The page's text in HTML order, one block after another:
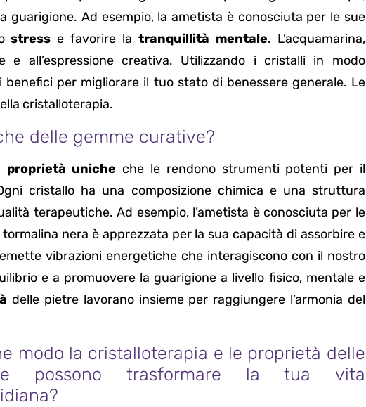
guarigione. Ad esempio, la ametista è conosciuta per le sue
stresse favorire latranquillità mentale. L’acquamarina,
e all’espressione creativa. Utilizzando i cristalli in modo
per migliorare il tuo stato di benessere generale. Le
cristalloterapia.
delle gemme curative?
proprietà uniche che le rendono strumenti potenti per il
cristallo ha una composizione chimica e una struttura
terapeutiche. Ad esempio, l’ametista è conosciuta per le
nera è apprezzata per la sua capacità di assorbire e
vibrazioni energetiche che interagiscono con il nostro
e a promuovere la guarigione a livello fisico, mentale e
delle pietre lavorano insieme per raggiungere l’armonia del
modo la cristalloterapia e le proprietà delle
possono trasformare la tua vita